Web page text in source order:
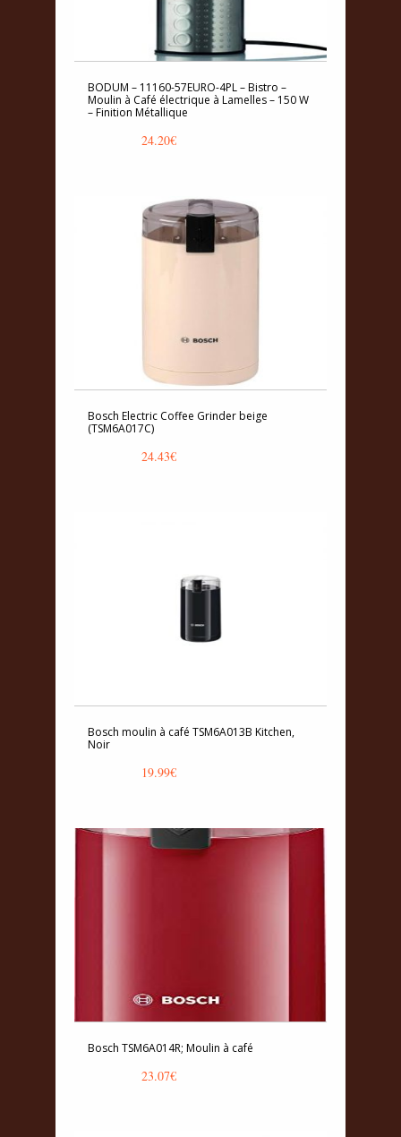
BODUM – 11160-57EURO-4PL – Bistro –
Moulin à Café électrique à Lamelles – 150 W
– Finition Métallique
24.20€
Bosch Electric Coffee Grinder beige
(TSM6A017C)
24.43€
Bosch moulin à café TSM6A013B Kitchen,
Noir
19.99€
Bosch TSM6A014R; Moulin à café
23.07€